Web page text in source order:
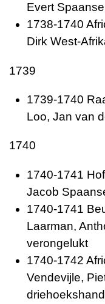
Evert
1738-1740
Dirk West-
1739
1739-1740
Loo, Jan van
1740
1740-1741
Jacob
1740-1741
Laarman,
verongelukt
1740-1742
Vendevijle,